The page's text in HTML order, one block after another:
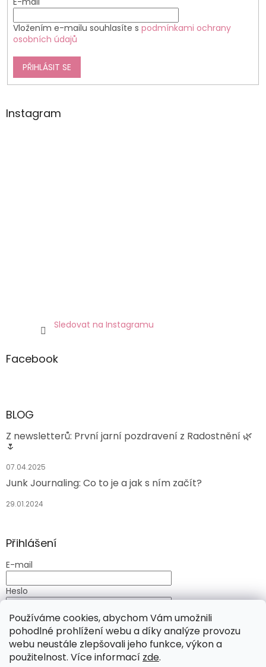
Používáme cookies, abychom Vám umožnili
pohodlné prohlížení webu a díky analýze provozu
webu neustále zlepšovali jeho funkce, výkon a
použitelnost. Více informací zde.
Vložením e-mailu souhlasíte s podmínkami ochrany
osobních údajů
PŘIHLÁSIT SE
Instagram
Sledovat na Instagramu
Facebook
BLOG
Z newsletterů: První jarní pozdravení z Radostnění 🌿
🌷
07.04.2025
Junk Journaling: Co to je a jak s ním začít?
29.01.2024
Přihlášení
E-mail
Heslo
PŘIHLÁSIT SE
Nová registraceZapomenuté heslo